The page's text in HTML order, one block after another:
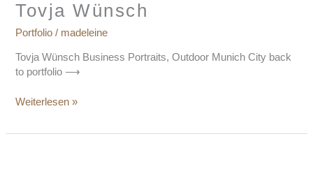
Tovja Wünsch
Portfolio / madeleine
Tovja Wünsch Business Portraits, Outdoor Munich City back
to portfolio ⟶
Weiterlesen »